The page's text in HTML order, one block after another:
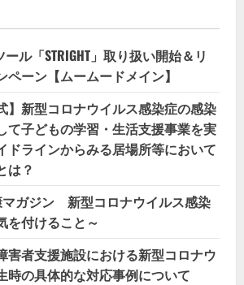
ル「STRIGHT」取り扱い開始＆リ
ペーン【ムームードメイン】
】新型コロナウイルス感染症の感染
て子どもの学習・生活支援事業を実
ドラインからみる居場所等において
は？
マガジン 新型コロナウイルス感染
を付けること～
害者支援施設における新型コロナウ
時の具体的な対応事例について